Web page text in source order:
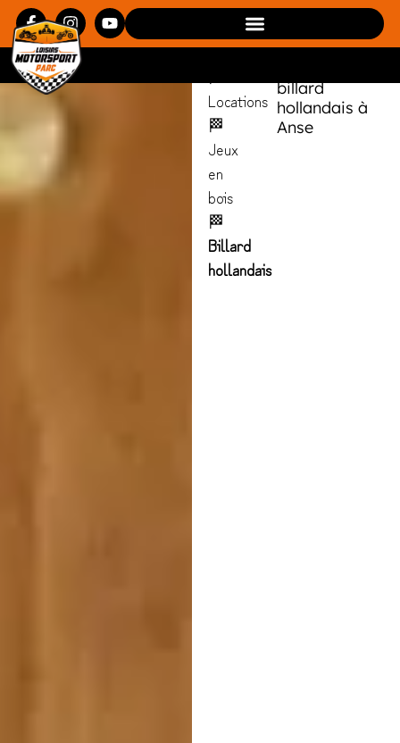
Loisirs
Motorsports
Locations
🏁
Jeux
en
bois
🏁
Billard
hollandais
Billard
hollandais
LMS Park
vous propose
de découvrir
billard
hollandais à
Anse